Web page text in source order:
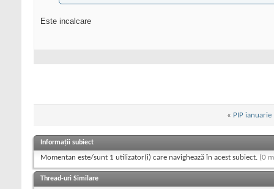
Este incalcare
« PIP ianuarie
Informații subiect
Momentan este/sunt 1 utilizator(i) care navighează în acest subiect. (0
Thread-uri Similare